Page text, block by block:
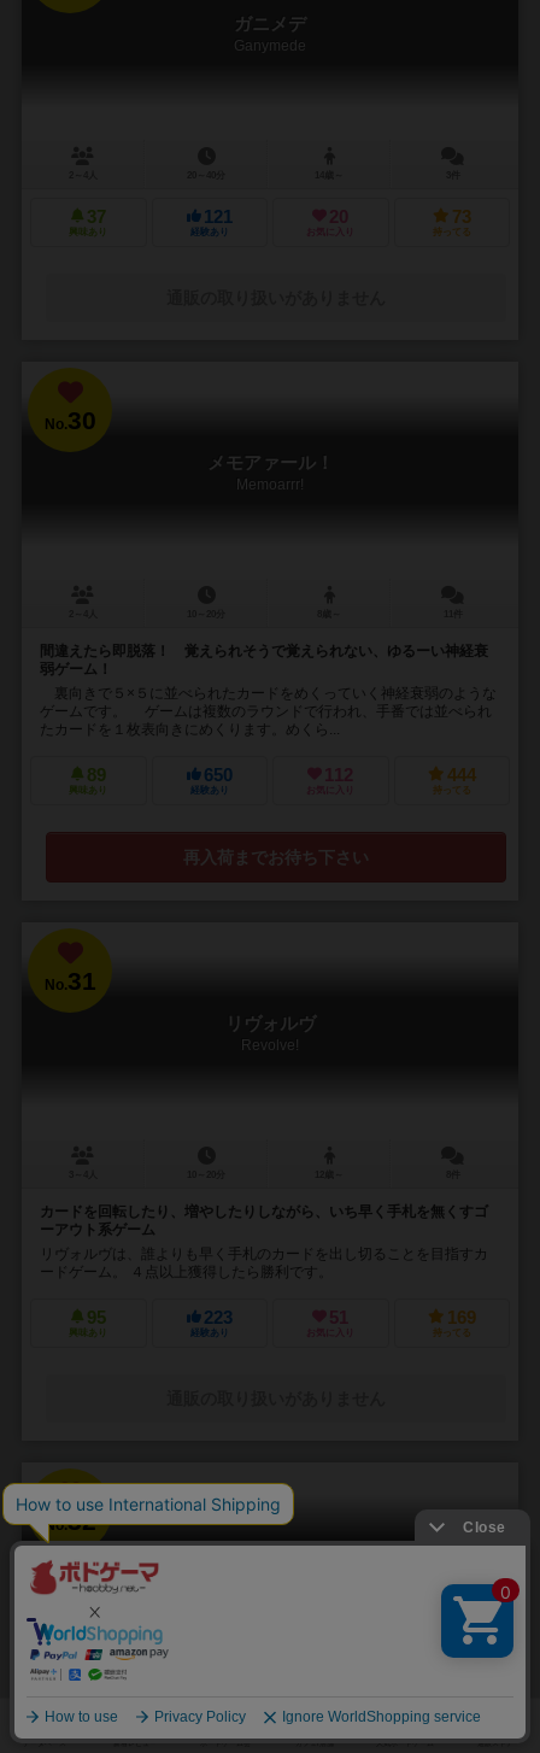
ガニメデ
Ganymede
37
興味あり
121
経験あり
20
お気に入り
73
持ってる
No.30
メモアァール！
Memoarrr!
間違えたら即脱落！ 覚えられそうで覚えられない、ゆるーい神経衰
弱ゲーム！
裏向きで５×５に並べられたカードをめくっていく神経衰弱のような
ゲームです。 ゲームは複数のラウンドで行われ、手番では並べられ
たカードを１枚表向きにめくります。めくら...
89
興味あり
650
経験あり
112
お気に入り
444
持ってる
再入荷までお待ち下さい
No.31
リヴォルヴ
Revolve!
カードを回転したり、増やしたりしながら、いち早く手札を無くすゴ
ーアウト系ゲーム
リヴォルヴは、誰よりも早く手札のカードを出し切ることを目指すカ
ードゲーム。 ４点以上獲得したら勝利です。
95
興味あり
223
経験あり
51
お気に入り
169
持ってる
No.32
2人用 5～10分 6歳～ 2件